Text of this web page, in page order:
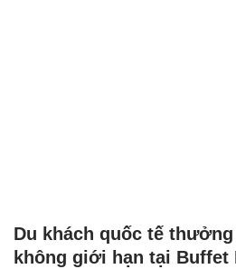
Du khách quốc tế
không giới hạn tại Buffet